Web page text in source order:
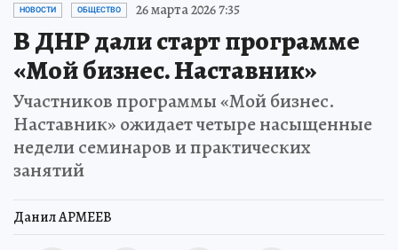
НОВОСТИ ОБЩЕСТВО 26 марта 2026 7:35
В ДНР дали старт программе
«Мой бизнес. Наставник»
Участников программы «Мой бизнес.
Наставник» ожидает четыре насыщенные
недели семинаров и практических
занятий
Данил АРМЕЕВ